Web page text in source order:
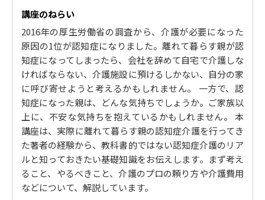
状】
【介護者の心情】
ネガティブな認知症の情報につぶされないために 【当
事者の心情】
親自身が介護している場合、子は何をすべきか？ 【老
老介護・認認介護】
いざというときに頼れる人をリストアップしよう 【連
絡網の作成】
介護で会社を休むための休暇とその使い方 【介護休業
制度】
もの忘れ外来を調べておこう 【病院探し】
いやがる親を病院へ連れて行くには？ 【受診拒否】
認知症を予防するためには？
講座のねらい
2016年の厚生労働省の調査から、介護が必要になった
原因の1位が認知症になりました。離れて暮らす親が認
知症になってしまったら、会社を辞めて自宅で介護しな
ければならない、介護施設に預けるしかない、自分の家
に呼び寄せようと考えるかもしれません。 一方で、認
知症になった親は、どんな気持ちでしょうか。ご家族以
上に、不安な気持ちを抱えているかもしれません。 本
講座は、実際に離れて暮らす親の認知症介護を行ってき
た著者の経験から、教科書的ではない認知症介護のリア
ルと知っておきたい基礎知識をお伝えします。まず考え
ること、やるべきこと、介護のプロの頼り方や介護費用
などについて、解説しています。